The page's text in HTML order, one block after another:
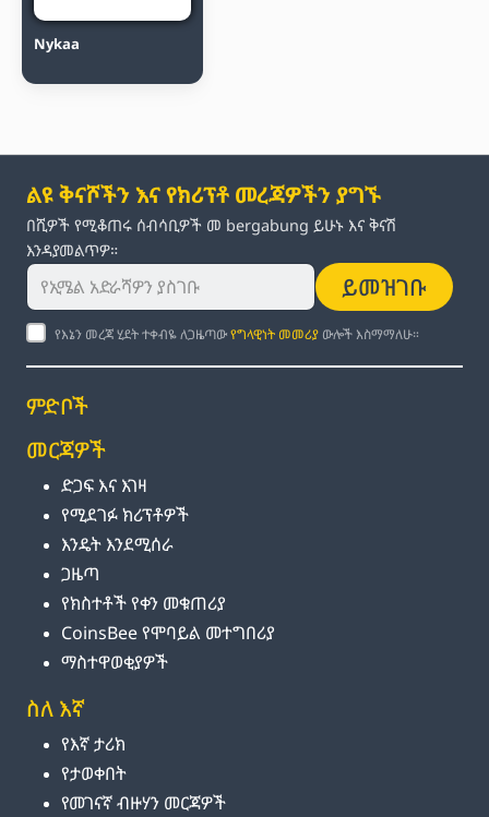
Nykaa
ልዩ ቅናሾችን እና የክሪፕቶ መረጃዎችን ያግኙ
በሺዎች የሚቆጠሩ ሰብሳቢዎች መ bergabung ይሁኑ እና ቅናሽ
እንዳያመልጥዎ።
ይመዝገቡ
የእኔን መረጃ ሂደት ተቀብዬ ለጋዜጣውየግላዊነት መመሪያ ውሎች እስማማለሁ።
ምድቦች
መርጃዎች
ድጋፍ እና እገዛ
የሚደገፉ ክሪፕቶዎች
እንዴት እንደሚሰራ
ጋዜጣ
የክስተቶች የቀን መቁጠሪያ
CoinsBee የሞባይል መተግበሪያ
ማስተዋወቂያዎች
ስለ እኛ
የእኛ ታሪክ
የታወቀበት
የመገናኛ ብዙሃን መርጃዎች